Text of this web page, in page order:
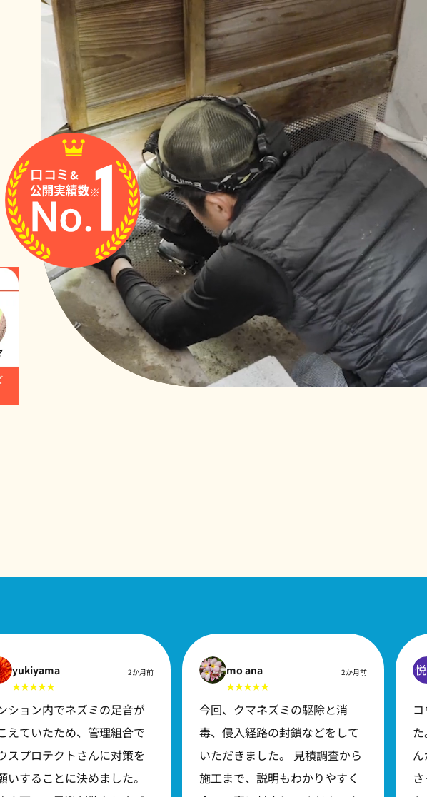
yukiyama 2か月前
ション内でネズミの足音が
えていたため、管理組合で
スプロテクトさんに対策を
いすることに決めました。
mo ana 2か月前
今回、クマネズミの駆除と消
毒、侵入経路の封鎖などをして
いただきました。 見積調査から
施工まで、説明もわかりやすく